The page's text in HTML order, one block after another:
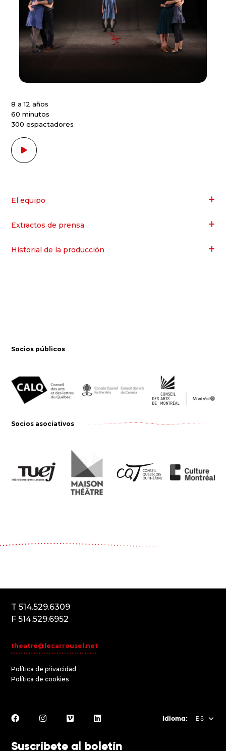
8 a 12 años
60 minutos
300 espactadores
El equipo
Extractos de prensa
Historial de la producción
Socios públicos
Socios asociativos
T 514.529.6309
F 514.529.6952
theatre@lecarrousel.net
Política de privacidad
Política de cookies
Idioma: ES
Suscríbete al boletín